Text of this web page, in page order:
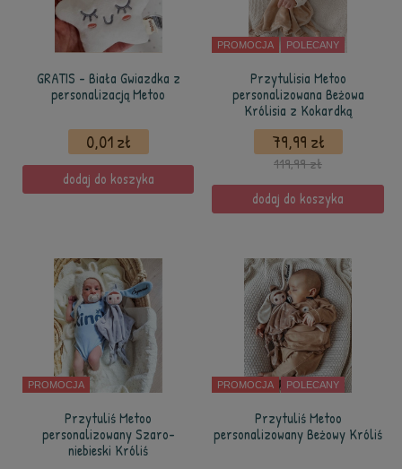
GRATIS - Biała Gwiazdka z
personalizacją Metoo
0,01 zł
dodaj do koszyka
PROMOCJA POLECANY
Przytulisia Metoo
personalizowana Beżowa
Królisia z Kokardką
79,99 zł
119,99 zł
dodaj do koszyka
PROMOCJA
Przytuliś Metoo
personalizowany Szaro-
niebieski Króliś
PROMOCJA POLECANY
Przytuliś Metoo
personalizowany Beżowy Króliś